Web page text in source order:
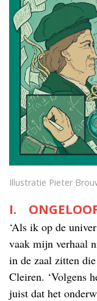
Illustratie Pieter
I.
‘Als ik op de
vaak mijn verhaal
in de zaal zitten
Cleiren. ‘Volgens
juist dat het